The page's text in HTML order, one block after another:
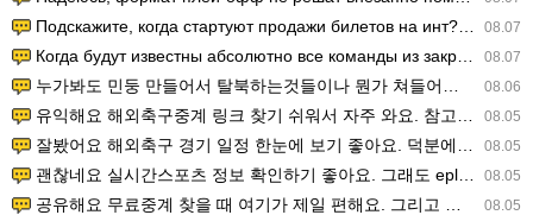
08.07
Подскажите, когда стартуют продажи билетов на инт? https://g…
08.07
Когда будут известны абсолютно все команды из закрытых квали…
08.06
누가봐도 민둥 만들어서 탈북하는것들이나 뭔가 쳐들어오는 낌새를 미리 알아차리기 위함이지 저걸 전쟁준비라고 하…
08.05
유익해요 해외축구중계 링크 찾기 쉬워서 자주 와요. 참고로 무료스포츠중계 정보 확인할 때 출처 꼭 체크해요.…
08.05
잘봤어요 해외축구 경기 일정 한눈에 보기 좋아요. 덕분에 epl중계 볼 때 공식 중계 채널 먼저 찾아봐요. …
08.05
괜찮네요 실시간스포츠 정보 확인하기 좋아요. 그래도 epl중계 볼 때 공식 중계 채널 먼저 찾아봐요. 북마크…
08.05
공유해요 무료중계 찾을 때 여기가 제일 편해요. 그리고 무료스포츠중계 정보 확인할 때 출처 꼭 체크해요. 앞…